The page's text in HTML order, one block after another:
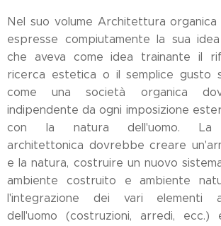
Nel suo volume Architettura
espresse compiutamente la sua
che aveva come idea trainante il
ricerca estetica o il semplice gusto
come una società organica
indipendente da ogni imposizione
con la natura dell'uomo. La
architettonica dovrebbe creare
e la natura, costruire un nuovo
ambiente costruito e ambiente
l'integrazione dei vari elementi
dell'uomo (costruzioni, arredi, ecc.)